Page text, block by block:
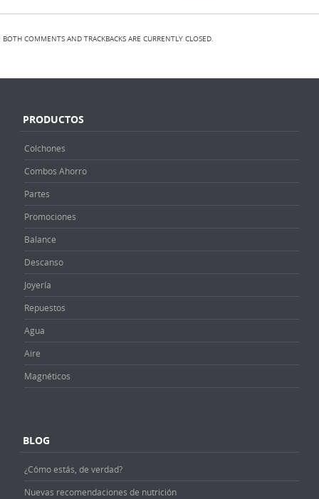
BOTH COMMENTS AND TRACKBACKS ARE CURRENTLY CLOSED.
PRODUCTOS
Colchones
Combos Ahorro
Partes
Promociones
Balance
Descanso
Joyería
Repuestos
Agua
Aire
Magnéticos
BLOG
¿Cómo estás, de verdad?
Nuevas recomendaciones de nutrición